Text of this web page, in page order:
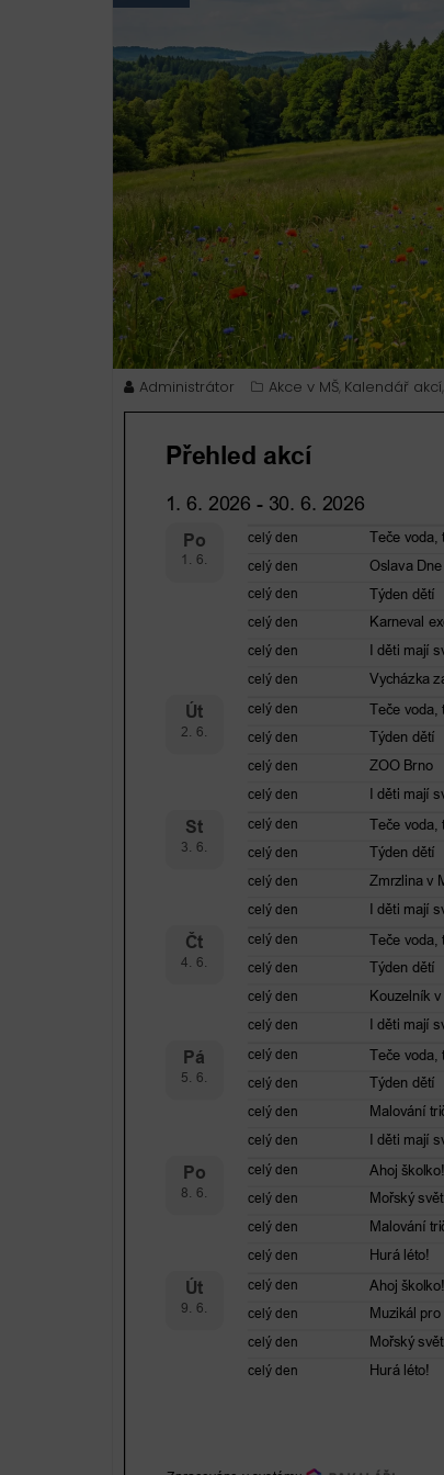
Administrátor Akce v MŠ Kalendář akcí